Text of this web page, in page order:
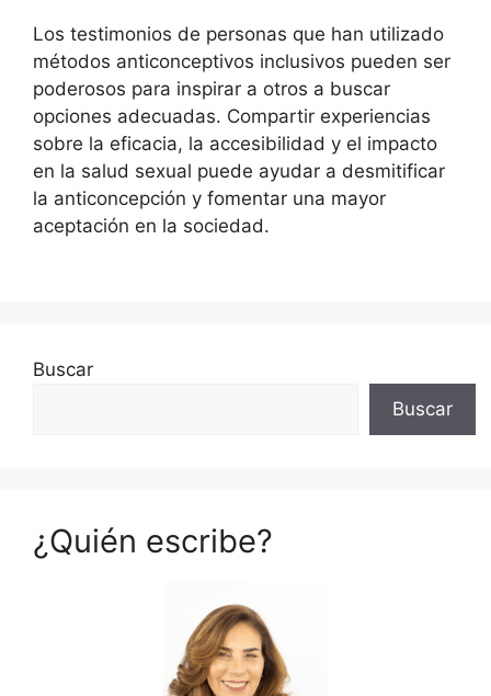
Los testimonios de personas que han utilizado
métodos anticonceptivos inclusivos pueden ser
poderosos para inspirar a otros a buscar
opciones adecuadas. Compartir experiencias
sobre la eficacia, la accesibilidad y el impacto
en la salud sexual puede ayudar a desmitificar
la anticoncepción y fomentar una mayor
aceptación en la sociedad.
Buscar
Buscar
¿Quién escribe?